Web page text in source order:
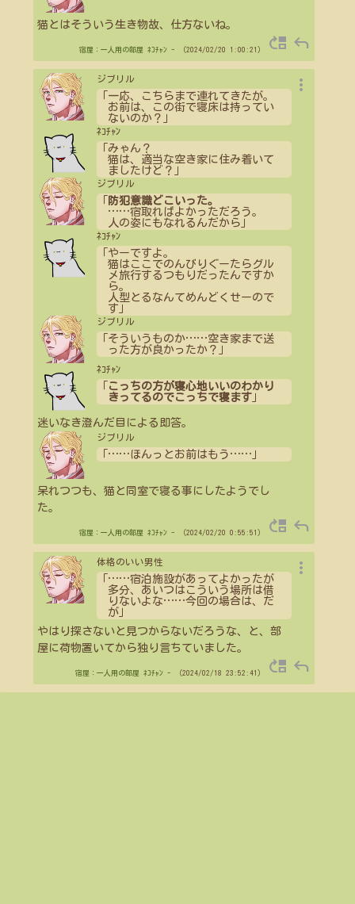
猫とはそういう生き物故、仕方ないね。
宿屋：一人用の部屋 ﾈｺﾁｬﾝ - （2024/02/20 1:00:21） move_up reply
ジブリル
「一応、こちらまで連れてきたが。
お前は、この街で寝床は持ってい
ないのか？」
ﾈｺﾁｬﾝ
「みゃん？
猫は、適当な空き家に住み着いて
ましたけど？」
ジブリル
防犯意識どこいった。
……宿取ればよかっただろう。
人の姿にもなれるんだから」
ﾈｺﾁｬﾝ
「やーですよ。
猫はここでのんびりぐーたらグル
メ旅行するつもりだったんですか
ら。
人型とるなんてめんどくせーので
す」
ジブリル
「そういうものか……空き家まで送
った方が良かったか？」
ﾈｺﾁｬﾝ
こっちの方が寝心地いいのわかり
きってるのでこっちで寝ます」
迷いなき澄んだ目による即答。
ジブリル
……ほんっとお前はもう ……
呆れつつも、猫と同室で寝る事にしたようでし
た。
more_vert
宿屋：一人用の部屋 ﾈｺﾁｬﾝ - （2024/02/20 0:55:51） move_up reply
体格のいい男性
……宿泊施設があってよかったが
多分、あいつはこういう場所は借
りないよな……今回の場合は、だ
が」
やはり探さないと見つからないだろうな、と、部
屋に荷物置いてから独り言ちていました。
more_vert
宿屋：一人用の部屋 ﾈｺﾁｬﾝ - （2024/02/18 23:52:41） move_up reply